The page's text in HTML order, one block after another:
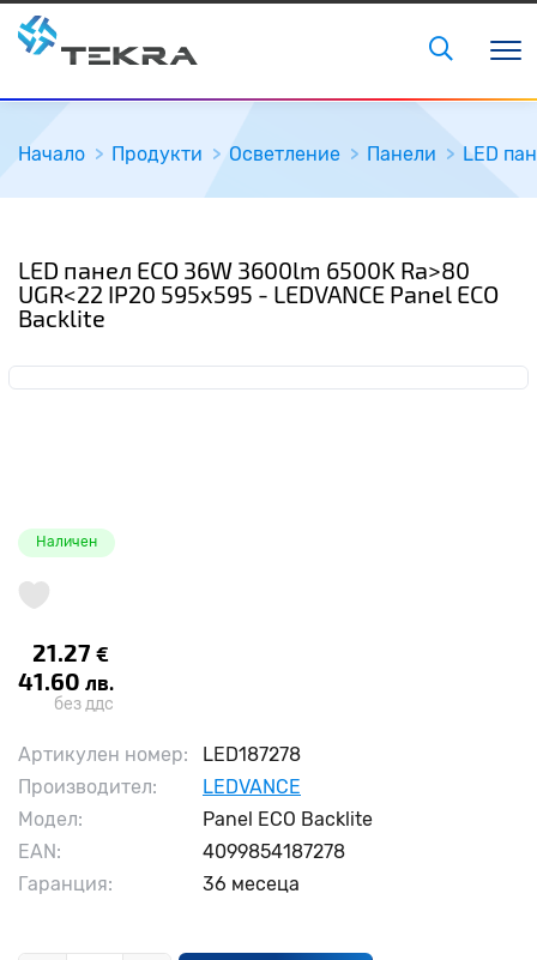
Начало Продукти Осветление Панели LED
LED панел ECO 36W 3600lm 6500K Ra>80
UGR<22 IP20 595x595 - LEDVANCE Panel ECO
Backlite
Наличен
21.27 €
41.60 лв.
без ддс
Артикулен номер:
LED187278
Производител:
LEDVANCE
Модел:
Panel ECO Backlite
EAN:
4099854187278
Гаранция:
36 месеца